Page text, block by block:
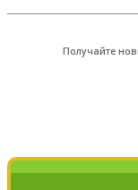
Получайте